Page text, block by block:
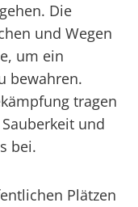
Die
und Wegen
um ein
bewahren.
tragen
und
bei.
Plätzen